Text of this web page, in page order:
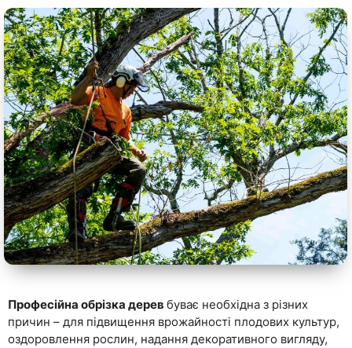
Професійна обрізка дерев буває необхідна з різних
причин – для підвищення врожайності плодових культур,
оздоровлення рослин, надання декоративного вигляду,